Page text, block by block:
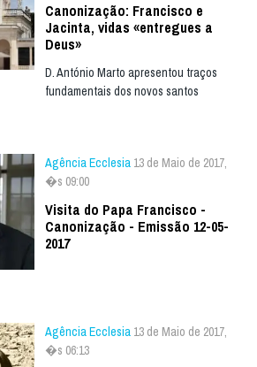
Canonização: Francisco e
Jacinta, vidas «entregues a
Deus»
D. António Marto apresentou traços
fundamentais dos novos santos
Agência Ecclesia 13 de Maio de 2017,
�s 09:00
Visita do Papa Francisco -
Canonização - Emissão 12-05-
2017
Agência Ecclesia 13 de Maio de 2017,
�s 06:13